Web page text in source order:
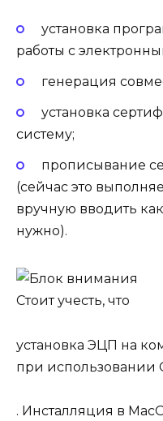
установка
работы с
генерация
установка
систему;
прописывание
(сейчас это
вручную вводить
нужно).
Стоит учесть, что
установка ЭЦП на
при использовании
. Инсталляция в